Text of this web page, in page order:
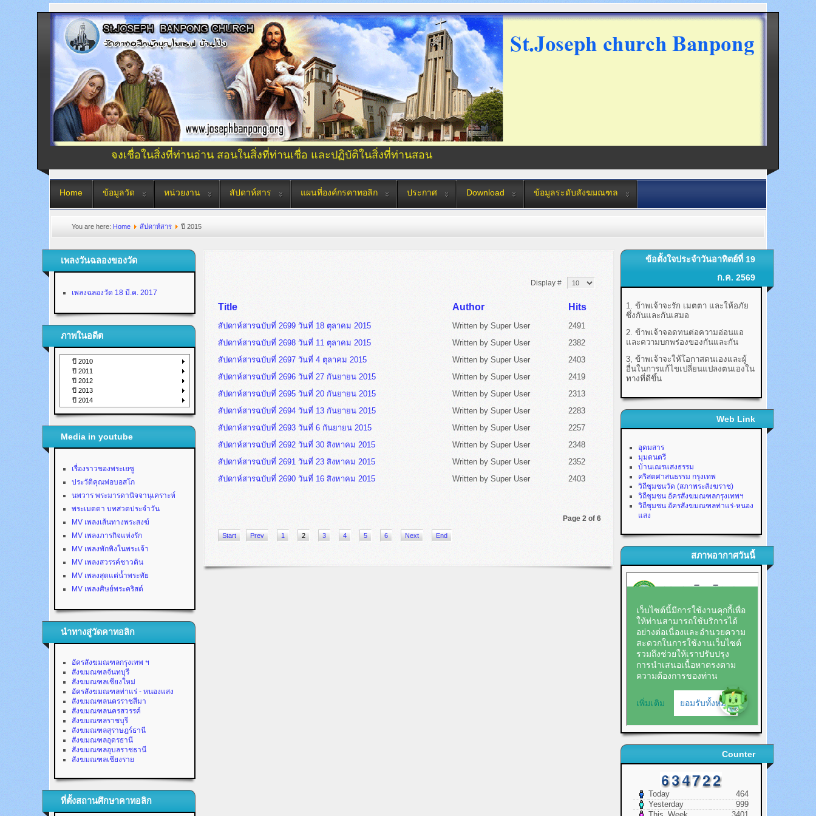
จงเชื่อในสิ่งที่ท่านอ่าน สอนในสิ่งที่ท่านเชื่อ และปฏิบัติในสิ่งที่ท่านสอน
Home ข้อมูลวัด หน่วยงาน สัปดาห์สาร แผนที่องค์กรคาทอลิก ประกาศ Download ข้อมูลระดับสังฆมณฑล
You are here:Home สัปดาห์สาร ปี 2015
เพลงวันฉลองของวัด
เพลงฉลองวัด 18 มี.ค. 2017
ภาพในอดีต
ปี 2010
ปี 2011
ปี 2012
ปี 2013
ปี 2014
Media in youtube
เรื่องราวของพระเยซู
ประวัติคุณพ่อบอสโก
นพวาร พระมารดานิจจานุเคราะห์
พระเมตตา บทสวดประจำวัน
MV เพลงเส้นทางพระสงฆ์
MV เพลงภารกิจแห่งรัก
MV เพลงพักพิงในพระเจ้า
MV เพลงสวรรค์ชาวดิน
MV เพลงสุดแต่น้ำพระทัย
MV เพลงศิษย์พระคริสต์
นำทางสู่วัดคาทอลิก
อัครสังฆมณฑลกรุงเทพ ฯ
สังฆมณฑลจันทบุรี
สังฆมณฑลเชียงใหม่
อัครสังฆมณฑลท่าแร่ - หนองแสง
สังฆมณฑลนครราชสีมา
สังฆมณฑลนครสวรรค์
สังฆมณฑลราชบุรี
สังฆมณฑลสุราษฎร์ธานี
สังฆมณฑลอุดรธานี
สังฆมณฑลอุบลราชธานี
สังฆมณฑลเชียงราย
ที่ตั้งสถานศึกษาคาทอลิก
Display #
Title Author Hits
สัปดาห์สารฉบับที่ 2699 วันที่ 18 ตุลาคม 2015 Written by Super User
2491
สัปดาห์สารฉบับที่ 2698 วันที่ 11 ตุลาคม 2015
Written by Super User
2382
สัปดาห์สารฉบับที่ 2697 วันที่ 4 ตุลาคม 2015
Written by Super User
2403
สัปดาห์สารฉบับที่ 2696 วันที่ 27 กันยายน 2015
Written by Super User
2419
สัปดาห์สารฉบับที่ 2695 วันที่ 20 กันยายน 2015
Written by Super User
2313
สัปดาห์สารฉบับที่ 2694 วันที่ 13 กันยายน 2015
Written by Super User
2283
สัปดาห์สารฉบับที่ 2693 วันที่ 6 กันยายน 2015
Written by Super User
2257
สัปดาห์สารฉบับที่ 2692 วันที่ 30 สิงหาคม 2015
Written by Super User
2348
สัปดาห์สารฉบับที่ 2691 วันที่ 23 สิงหาคม 2015
Written by Super User
2352
สัปดาห์สารฉบับที่ 2690 วันที่ 16 สิงหาคม 2015
Written by Super User 2403
Page 2 of 6
Start Prev 1 2 3 4 5 6 Next End
ข้อตั้งใจประจำวันอาทิตย์ที่ 19
ก.ค. 2569
1. ข้าพเจ้าจะรัก เมตตา และให้อภัย
ซึ่งกันและกันเสมอ
2. ข้าพเจ้าจอดทนต่อความอ่อนแอ
และความบกพร่องของกันและกัน
3, ข้าพเจ้าจะให้โอกาสตนเองและผู้
อื่นในการแก้ไขเปลี่ยนแปลงตนเองใน
ทางที่ดีขึ้น
Web Link
อุดมสาร
มุมดนตรี
บ้านเณรแสงธรรม
คริสตศาสนธรรม กรุงเทพ
วิถีชุมชนวัด (สภาพระสังฆราช)
วิถีชุมชน อัครสังฆมณฑลกรุงเทพฯ
วิถีชุมชน อัครสังฆมณฑลท่าแร่-หนอง
แสง
สภาพอากาศวันนี้
Counter
Today
464
Yesterday
999